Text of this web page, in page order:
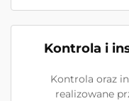
Kontrola i
Kontrola oraz
realizowane